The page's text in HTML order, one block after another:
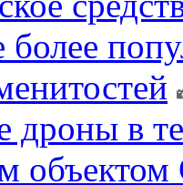
более
дроны в